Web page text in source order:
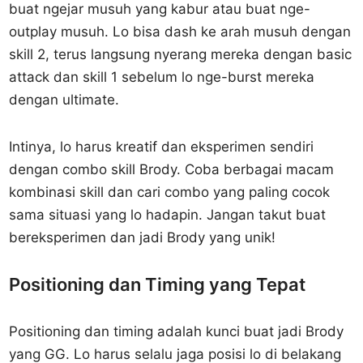
buat ngejar musuh yang kabur atau buat nge-
outplay musuh. Lo bisa dash ke arah musuh dengan
skill 2, terus langsung nyerang mereka dengan basic
attack dan skill 1 sebelum lo nge-burst mereka
dengan ultimate.
Intinya, lo harus kreatif dan eksperimen sendiri
dengan combo skill Brody. Coba berbagai macam
kombinasi skill dan cari combo yang paling cocok
sama situasi yang lo hadapin. Jangan takut buat
bereksperimen dan jadi Brody yang unik!
Positioning dan Timing yang Tepat
Positioning dan timing adalah kunci buat jadi Brody
yang GG. Lo harus selalu jaga posisi lo di belakang